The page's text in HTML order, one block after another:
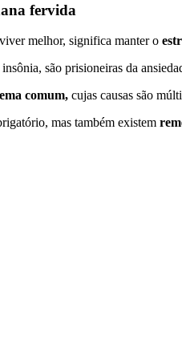
fervida
melhor, significa manter o
são prisioneiras da
comum, cujas causas são
mas também existem